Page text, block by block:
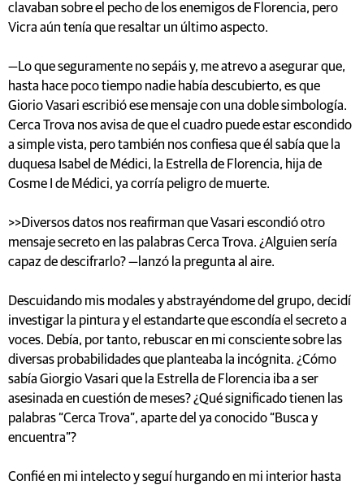
clavaban sobre el pecho de los enemigos de Florencia, pero
Vicra aún tenía que resaltar un último aspecto.
—Lo que seguramente no sepáis y, me atrevo a asegurar que,
hasta hace poco tiempo nadie había descubierto, es que
Giorio Vasari escribió ese mensaje con una doble simbología.
Cerca Trova nos avisa de que el cuadro puede estar escondido
a simple vista, pero también nos confiesa que él sabía que la
duquesa Isabel de Médici, la Estrella de Florencia, hija de
Cosme I de Médici, ya corría peligro de muerte.
>>Diversos datos nos reafirman que Vasari escondió otro
mensaje secreto en las palabras Cerca Trova. ¿Alguien sería
capaz de descifrarlo? —lanzó la pregunta al aire.
Descuidando mis modales y abstrayéndome del grupo, decidí
investigar la pintura y el estandarte que escondía el secreto a
voces. Debía, por tanto, rebuscar en mi consciente sobre las
diversas probabilidades que planteaba la incógnita. ¿Cómo
sabía Giorgio Vasari que la Estrella de Florencia iba a ser
asesinada en cuestión de meses? ¿Qué significado tienen las
palabras “Cerca Trova”, aparte del ya conocido “Busca y
encuentra”?
Confié en mi intelecto y seguí hurgando en mi interior hasta